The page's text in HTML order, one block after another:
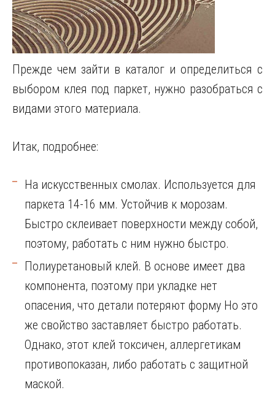
Прежде чем зайти в каталог и определиться с
выбором клея под паркет, нужно разобраться с
видами этого материала.
Итак, подробнее:
На искусственных смолах. Используется для
паркета 14-16 мм. Устойчив к морозам.
Быстро склеивает поверхности между собой,
поэтому, работать с ним нужно быстро.
Полиуретановый клей. В основе имеет два
компонента, поэтому при укладке нет
опасения, что детали потеряют форму Но это
же свойство заставляет быстро работать.
Однако, этот клей токсичен, аллергетикам
противопоказан, либо работать с защитной
маской.